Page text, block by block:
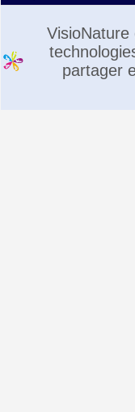
partager